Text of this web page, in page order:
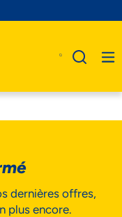
dernières offres,
plus encore.